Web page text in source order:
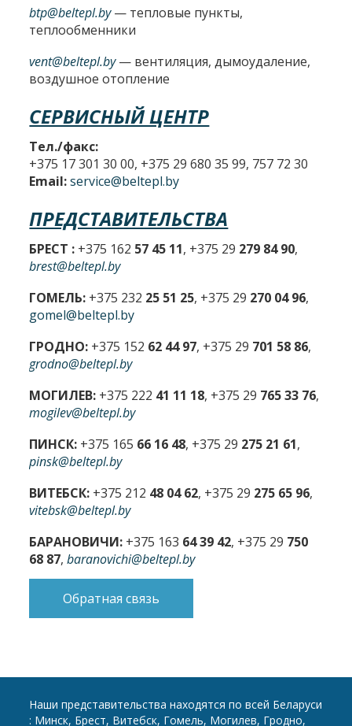
btp@beltepl.by— тепловые пункты,
теплообменники
vent@beltepl.by— вентиляция, дымоудаление,
воздушное отопление
СЕРВИСНЫЙ ЦЕНТР
Тел./факс:
+375 17 301 30 00, +375 29 680 35 99, 757 72 30
Email: service@beltepl.by
ПРЕДСТАВИТЕЛЬСТВА
БРЕСТ : +375 162 57 45 11, +375 29 279 84 90,
brest@beltepl.by
ГОМЕЛЬ: +375 232 25 51 25, +375 29 270 04 96,
gomel@beltepl.by
ГРОДНО: +375 152 62 44 97, +375 29 701 58 86,
grodno@beltepl.by
МОГИЛЕВ: +375 222 41 11 18, +375 29 765 33 76,
mogilev@beltepl.by
ПИНСК: +375 165 66 16 48, +375 29 275 21 61,
pinsk@beltepl.by
ВИТЕБСК: +375 212 48 04 62, +375 29 275 65 96,
vitebsk@beltepl.by
БАРАНОВИЧИ: +375 163 64 39 42, +375 29 750
68 87,baranovichi@beltepl.by
Обратная связь
Наши представительства находятся по всей Беларуси
: Минск, Брест, Витебск, Гомель, Могилев, Гродно,